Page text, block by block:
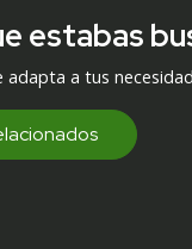
estabas
adapta a tus